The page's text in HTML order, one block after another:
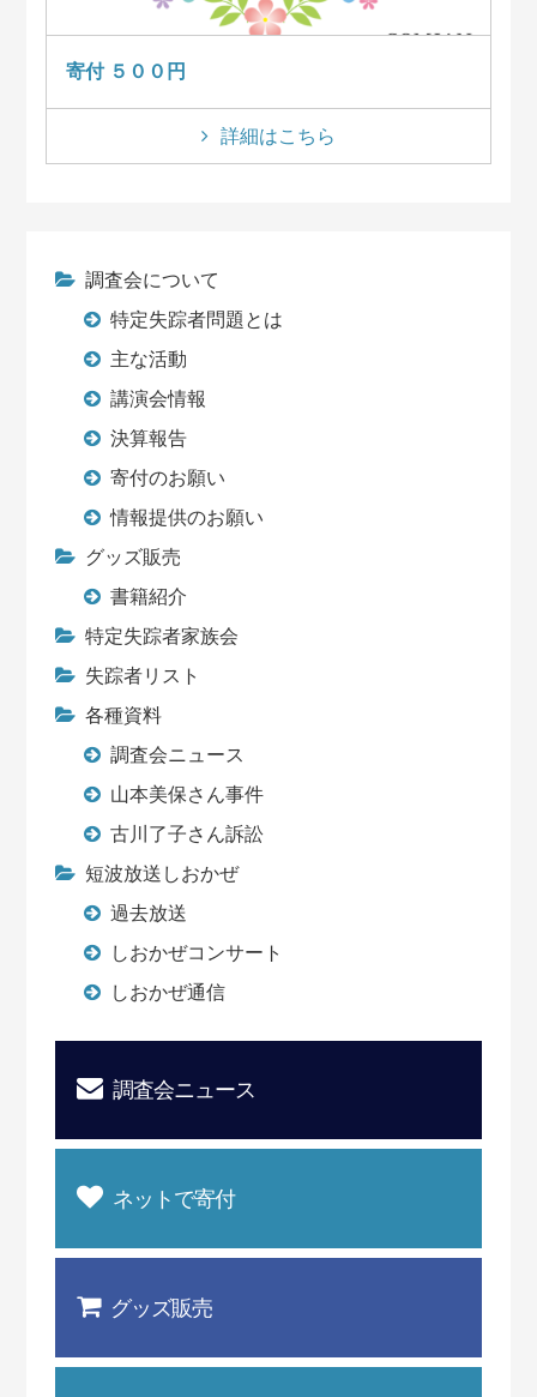
寄付 ５００円
詳細はこちら
調査会について
特定失踪者問題とは
主な活動
講演会情報
決算報告
寄付のお願い
情報提供のお願い
グッズ販売
書籍紹介
特定失踪者家族会
失踪者リスト
各種資料
調査会ニュース
山本美保さん事件
古川了子さん訴訟
短波放送しおかぜ
過去放送
しおかぜコンサート
しおかぜ通信
調査会ニュース
ネットで寄付
グッズ販売